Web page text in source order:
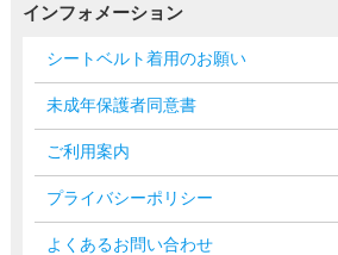
インフォメーション
シートベルト着用のお願い
未成年保護者同意書
ご利用案内
プライバシーポリシー
よくあるお問い合わせ